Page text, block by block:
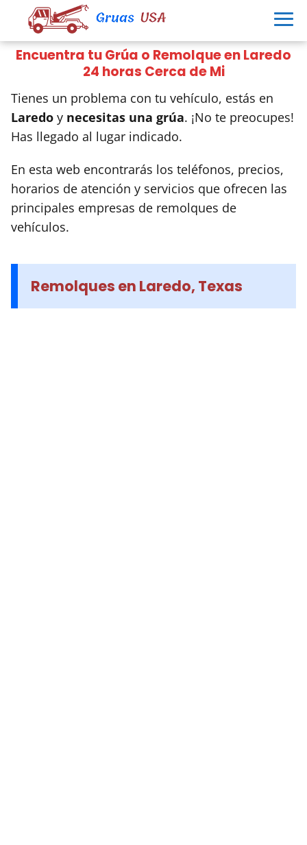
Encuentra tu Grúa o Remolque en Laredo
24 horas Cerca de Mi
Tienes un problema con tu vehículo, estás en
Laredo y necesitas una grúa. ¡No te preocupes!
Has llegado al lugar indicado.
En esta web encontrarás los teléfonos, precios,
horarios de atención y servicios que ofrecen las
principales empresas de remolques de
vehículos.
Remolques en Laredo, Texas